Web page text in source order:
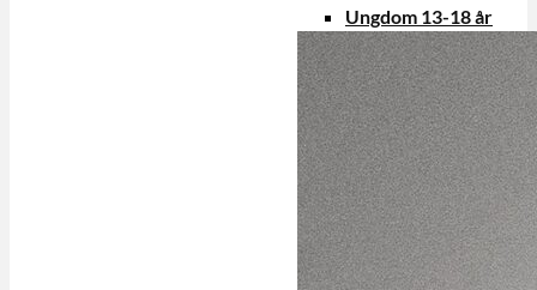
Ungdom 13-18 år